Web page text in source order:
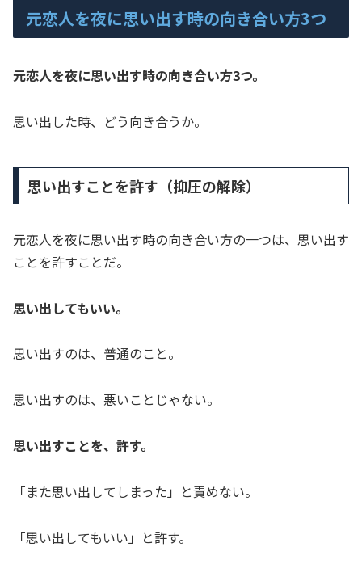
元恋人を夜に思い出す時の向き合い方3つ
元恋人を夜に思い出す時の向き合い方3つ。
思い出した時、どう向き合うか。
思い出すことを許す（抑圧の解除）
元恋人を夜に思い出す時の向き合い方の一つは、思い出す
ことを許すことだ。
思い出してもいい。
思い出すのは、普通のこと。
思い出すのは、悪いことじゃない。
思い出すことを、許す。
「また思い出してしまった」と責めない。
「思い出してもいい」と許す。